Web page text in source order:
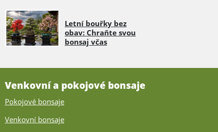
Letní bouřky bez
obav: Chraňte svou
bonsaj včas
Venkovní a pokojové bonsaje
Pokojové bonsaje
Venkovní bonsaje